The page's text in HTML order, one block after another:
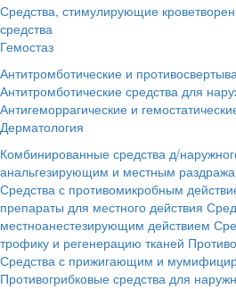
Средства, стимулирующие
средства
Гемостаз
Антитромботические и
Антитромботические средства для
Антигеморрагические и
Дерматология
Комбинированные средства д/
анальгезирующим и местным
Средства с противомикробным
препараты для местного действия
местноанестезирующим действием
трофику и регенерацию тканей
Средства с прижигающим и
Противогрибковые средства для